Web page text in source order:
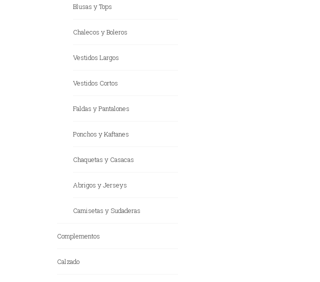
Blusas y Tops
Chalecos y Boleros
Vestidos Largos
Vestidos Cortos
Faldas y Pantalones
Ponchos y Kaftanes
Chaquetas y Casacas
Abrigos y Jerseys
Camisetas y Sudaderas
Complementos
Calzado